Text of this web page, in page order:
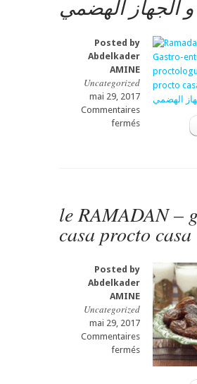
و الجهاز الهضمي
Posted by
Abdelkader
AMINE
Uncategorized
mai 29, 2017
Commentaires
ferméssur
gastro
casa
procto
شهر
رمضان
و
الجهاز
الهضمي
le RAMADAN –
Posted by
Abdelkader
AMINE
Uncategorized
mai 29, 2017
Commentaires
ferméssur